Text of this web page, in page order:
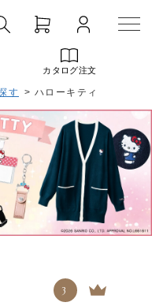
カタログ注文
す > ハローキティ
3